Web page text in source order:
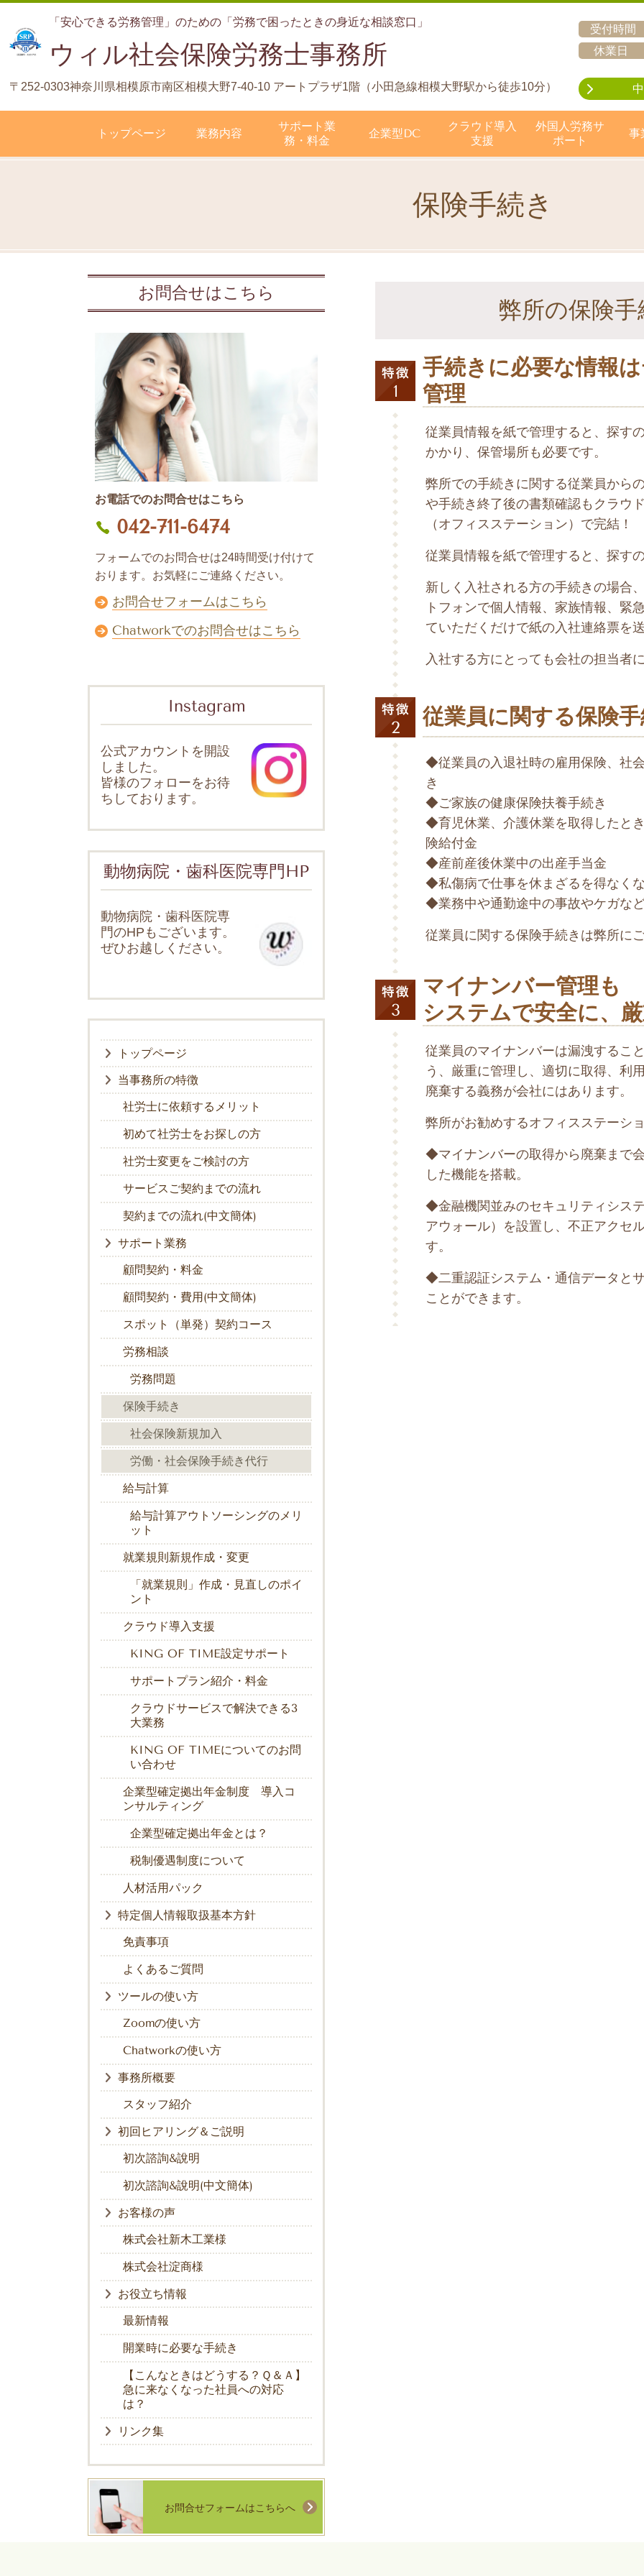
「安心できる労務管理」のための「労務で困ったときの身近な相談窓口」
ウィル社会保険労務士事務所
〒252-0303神奈川県相模原市南区相模大野7-40-10 アートプラザ1階（小田急線相模大野駅から徒歩10分）
受付時間
休業日
トップページ 業務内容
サポート業
務・料金
企業型DC
クラウド導入
支援
外国人労務サ
ポート
事
保険手続き
弊所の保険
手続きに必要な情報
管理
従業員情報を紙で管理すると、探す
かかり、保管場所も必要です。
弊所での手続きに関する従業員から
や手続き終了後の書類確認もクラウ
（オフィスステーション）で完結！
従業員情報を紙で管理すると、探す
新しく入社される方の手続きの場合
トフォンで個人情報、家族情報、緊
ていただくだけで紙の入社連絡票を
入社する方にとっても会社の担当者
従業員に関する保険
◆従業員の入退社時の雇用保険、社
き
◆ご家族の健康保険扶養手続き
◆育児休業、介護休業を取得したと
険給付金
◆産前産後休業中の出産手当金
◆私傷病で仕事を休まざるを得なく
◆業務中や通勤途中の事故やケガな
従業員に関する保険手続きは弊所に
マイナンバー管理も
システムで安全に、
従業員のマイナンバーは漏洩するこ
う、厳重に管理し、適切に取得、利
廃棄する義務が会社にはあります。
弊所がお勧めするオフィスステーシ
◆マイナンバーの取得から廃棄まで
した機能を搭載。
◆金融機関並みのセキュリティシス
アウォール）を設置し、不正アクセ
す。
◆二重認証システム・通信データと
ことができます。
お問合せはこちら
お電話でのお問合せはこちら
042-711-6474
フォームでのお問合せは24時間受け付けて
おります。お気軽にご連絡ください。
お問合せフォームはこちら
Chatworkでのお問合せはこちら
Instagram
公式アカウントを開設
しました。
皆様のフォローをお待
ちしております。
動物病院・歯科医院専門HP
動物病院・歯科医院専
門のHPもございます。
ぜひお越しください。
トップページ
当事務所の特徴
社労士に依頼するメリット
初めて社労士をお探しの方
社労士変更をご検討の方
サービスご契約までの流れ
契約までの流れ(中文簡体)
サポート業務
顧問契約・料金
顧問契約・費用(中文簡体)
スポット（単発）契約コース
労務相談
労務問題
保険手続き
社会保険新規加入
労働・社会保険手続き代行
給与計算
給与計算アウトソーシングのメリ
ット
就業規則新規作成・変更
「就業規則」作成・見直しのポイ
ント
クラウド導入支援
KING OF TIME設定サポート
サポートプラン紹介・料金
クラウドサービスで解決できる3
大業務
KING OF TIMEについてのお問
い合わせ
企業型確定拠出年金制度 導入コ
ンサルティング
企業型確定拠出年金とは？
税制優遇制度について
人材活用パック
特定個人情報取扱基本方針
免責事項
よくあるご質問
ツールの使い方
Zoomの使い方
Chatworkの使い方
事務所概要
スタッフ紹介
初回ヒアリング＆ご説明
初次諮詢&說明
初次諮詢&說明(中文簡体)
お客様の声
株式会社新木工業様
株式会社淀商様
お役立ち情報
最新情報
開業時に必要な手続き
【こんなときはどうする？Ｑ＆Ａ】
急に来なくなった社員への対応
は？
リンク集
お問合せフォームはこちらへ